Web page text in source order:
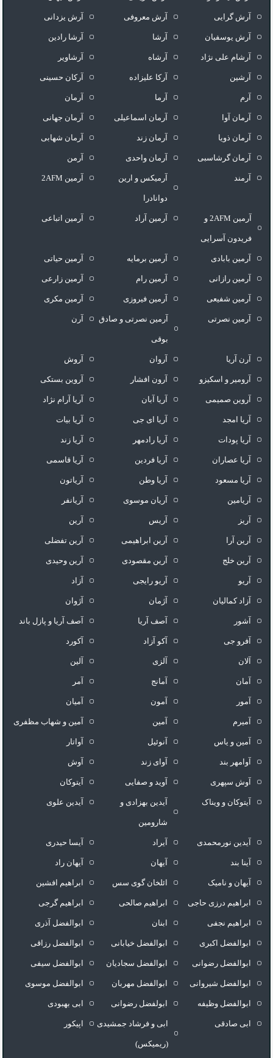
آرش گرایی آرش معروفی آرش یزدانی
آرش یوسفیان آرشا آرشا رادین
آرشام علی نژاد آرشاه آرشاویر
آرشین آرکا علیزاده آرکان حسینی
آرم آرما آرمان
آرمان آوا آرمان اسماعیلی آرمان جهانی
آرمان ذویا آرمان زند آرمان شهابی
آرمان گرشاسبی آرمان واحدی آرمن
آرمند آرمیکس و ارین
دوانادرا
آرمین 2AFM
آرمین 2AFM و
فریدون آسرایی
آرمین آراد آرمین اتباعی
آرمین بابادی آرمین برمایه آرمین حیاتی
آرمین رازانی آرمین رام آرمین زارعی
آرمین شفیعی آرمین فیروزی آرمین مکری
آرمین نصرتی آرمین نصرتی و صادق
بوقی
آرن
آرن آریا آروان آروش
آرومیر و اسکیزو آرون افشار آروین بستکی
آروین صمیمی آریا آبان آریا آرام نژاد
آریا امجد آریا ای جی آریا بیات
آریا پودات آریا رادمهر آریا زند
آریا عصاران آریا فردین آریا قاسمی
آریا مسعود آریا وطن آریاتون
آریامین آریان موسوی آریانفر
آریز آریس آرین
آرین آرا آرین ابراهیمی آرین تفضلی
آرین خلج آرین مقصودی آرین وحیدی
آریو آریو رایجی آزاد
آزاد کمالیان آژمان آژوان
آشور آصف آریا آصف آریا و پازل باند
آفرو جی آکو آزاد آکورد
آلان آلزی آلین
آمان آمانج آمر
آمور آمون آمیان
آمیرم آمین آمین و شهاب مظفری
آمین و یاس آنوئیل آواتار
آوامهر بند آوای زند آوش
آوش سپهری آوید و صفایی آیتوکان
آیتوکان و ویناک آیدین بهزادی و
شارومین
آیدین علوی
آیدین نورمحمدی آیراد آیسا حیدری
آینا بند آیهان آیهان راد
آیهان و نامیک ائلخان گوی سس ابراهیم افشین
ابراهیم درزی حاجی ابراهیم صالحی ابراهیم گرجی
ابراهیم نجفی ابنان ابوالفضل آذری
ابوالفضل اکبری ابوالفضل خیابانی ابوالفضل رزاقی
ابوالفضل رضوانی ابوالفضل سجادیان ابوالفضل سیفی
ابوالفضل شیروانی ابوالفضل مهربان ابوالفضل موسوی
ابوالفضل وظیفه ابولفضل رضوانی ابی بهبودی
ابی صادقی ابی و فرشاد جمشیدی
(ریمیکس)
اپیکور